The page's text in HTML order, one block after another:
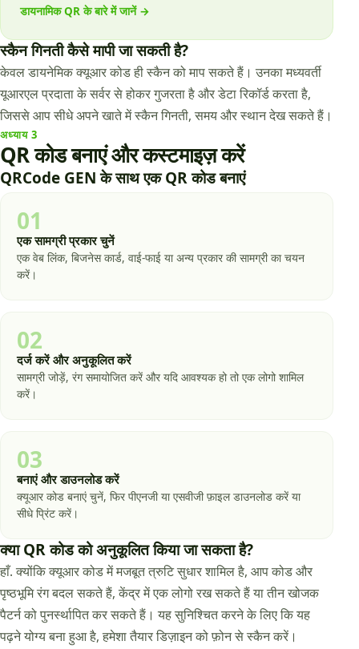
डायनामिक QR के बारे में जानें→
स्कैन गिनती कैसे मापी जा सकती है?
केवल डायनेमिक क्यूआर कोड ही स्कैन को माप सकते हैं। उनका मध्यवर्ती
यूआरएल प्रदाता के सर्वर से होकर गुजरता है और डेटा रिकॉर्ड करता है,
जिससे आप सीधे अपने खाते में स्कैन गिनती, समय और स्थान देख सकते हैं।
अध्याय 3
QR कोड बनाएं और कस्टमाइज़ करें
QRCode GEN के साथ एक QR कोड बनाएं
01
एक सामग्री प्रकार चुनें
एक वेब लिंक, बिजनेस कार्ड, वाई-फाई या अन्य प्रकार की सामग्री का चयन
करें।
02
दर्ज करें और अनुकूलित करें
सामग्री जोड़ें, रंग समायोजित करें और यदि आवश्यक हो तो एक लोगो शामिल
करें।
03
बनाएं और डाउनलोड करें
क्यूआर कोड बनाएं चुनें, फिर पीएनजी या एसवीजी फ़ाइल डाउनलोड करें या
सीधे प्रिंट करें।
क्या QR कोड को अनुकूलित किया जा सकता है?
हाँ. क्योंकि क्यूआर कोड में मजबूत त्रुटि सुधार शामिल है, आप कोड और
पृष्ठभूमि रंग बदल सकते हैं, केंद्र में एक लोगो रख सकते हैं या तीन खोजक
पैटर्न को पुनर्स्थापित कर सकते हैं। यह सुनिश्चित करने के लिए कि यह
पढ़ने योग्य बना हुआ है, हमेशा तैयार डिज़ाइन को फ़ोन से स्कैन करें।